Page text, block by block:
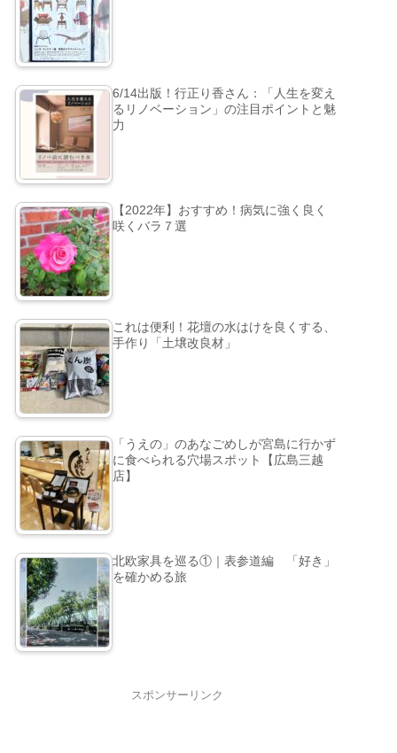
6/14出版！行正り香さん：「人生を変え
るリノベーション」の注目ポイントと魅
力
【2022年】おすすめ！病気に強く良く
咲くバラ７選
これは便利！花壇の水はけを良くする、
手作り「土壌改良材」
「うえの」のあなごめしが宮島に行かず
に食べられる穴場スポット【広島三越
店】
北欧家具を巡る①｜表参道編 「好き」
を確かめる旅
スポンサーリンク